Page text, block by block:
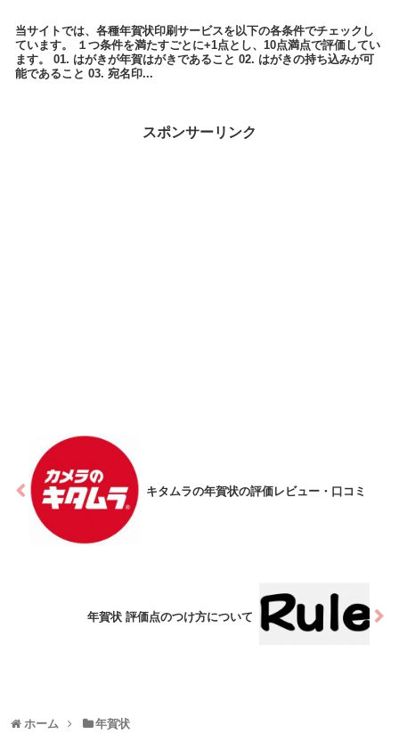
当サイトでは、各種年賀状印刷サービスを以下の各条件でチェックし
ています。 １つ条件を満たすごとに+1点とし、10点満点で評価してい
ます。 01. はがきが年賀はがきであること 02. はがきの持ち込みが可
能であること 03. 宛名印...
スポンサーリンク
キタムラの年賀状の評価レビュー・口コミ
年賀状 評価点のつけ方について
ホーム 年賀状